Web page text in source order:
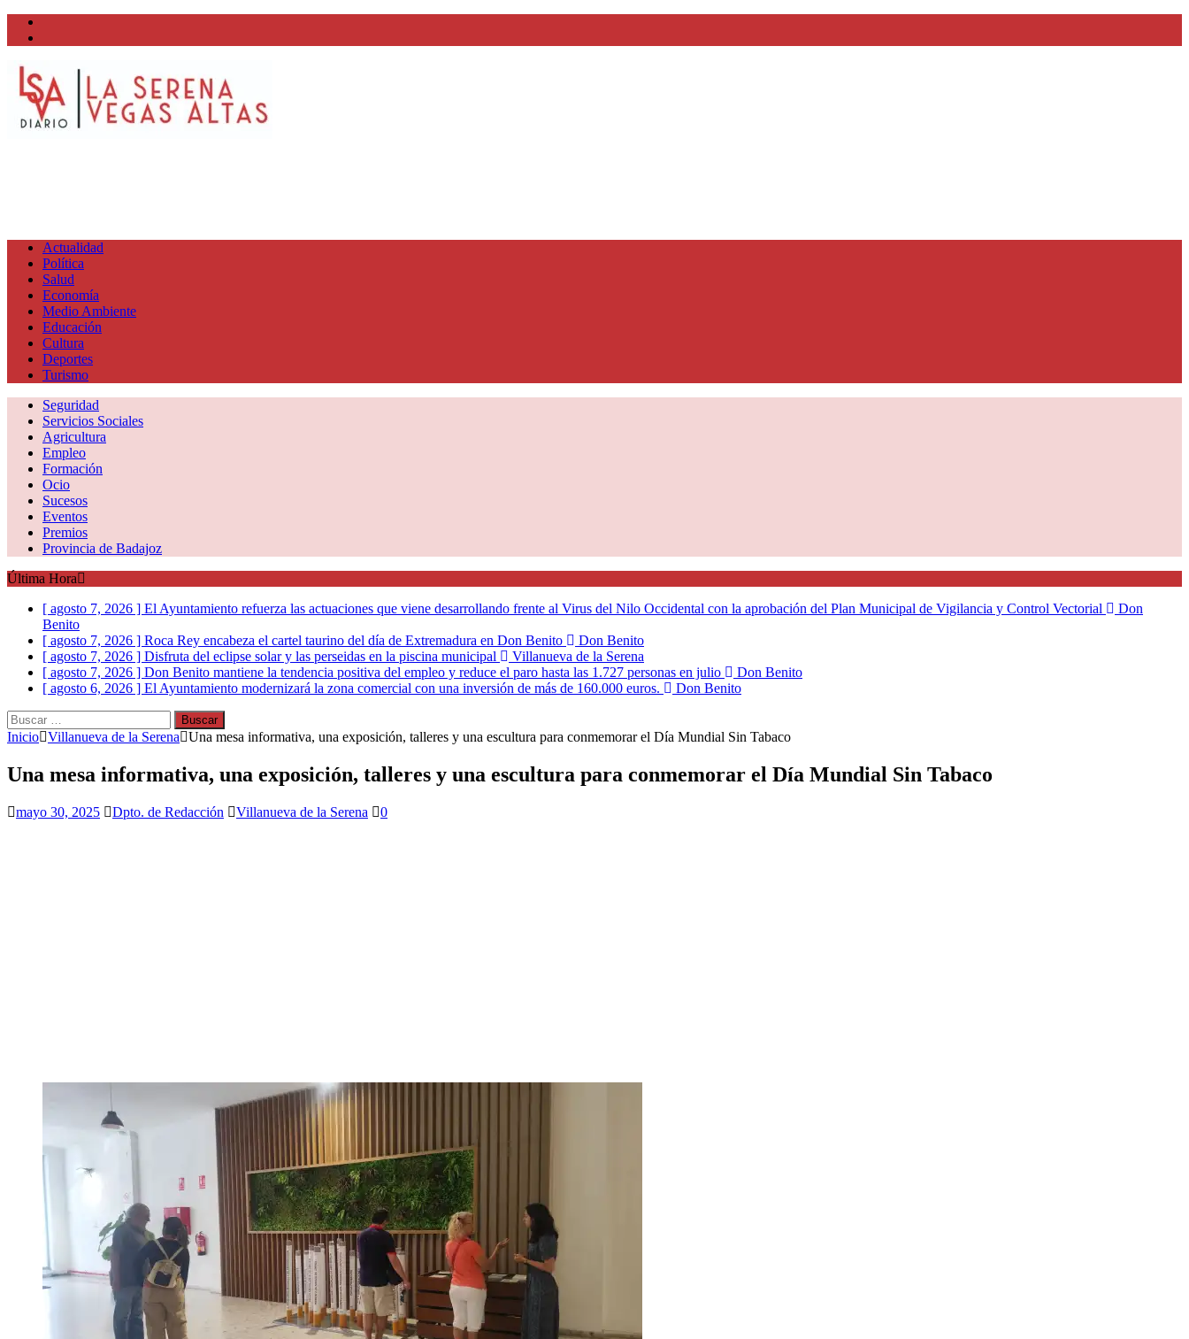
Actualidad
Política
Salud
Economía
Medio Ambiente
Educación
Cultura
Deportes
Turismo
Seguridad
Servicios Sociales
Agricultura
Empleo
Formación
Ocio
Sucesos
Eventos
Premios
Provincia de Badajoz
Última Hora
[ agosto 7, 2026 ] El Ayuntamiento refuerza las actuaciones que viene desarrollando frente al Virus del Nilo Occidental con la aprobación del Plan Municipal de Vigilancia y Control Vectorial
Don
Benito
[ agosto 7, 2026 ] Roca Rey encabeza el cartel taurino del día de Extremadura en Don Benito
Don Benito
[ agosto 7, 2026 ] Disfruta del eclipse solar y las perseidas en la piscina municipal
Villanueva de la Serena
[ agosto 7, 2026 ] Don Benito mantiene la tendencia positiva del empleo y reduce el paro hasta las 1.727 personas en julio
Don Benito
[ agosto 6, 2026 ] El Ayuntamiento modernizará la zona comercial con una inversión de más de 160.000 euros.
Don Benito
Buscar:
Inicio Villanueva de la Serena Una mesa informativa, una exposición, talleres y una escultura para conmemorar el Día Mundial Sin Tabaco
Una mesa informativa, una exposición, talleres y una escultura para conmemorar el Día Mundial Sin Tabaco
mayo 30, 2025 Dpto. de Redacción Villanueva de la Serena 0